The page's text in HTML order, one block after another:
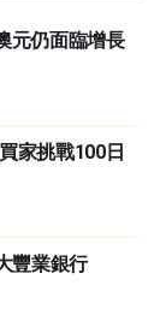
元仍面臨增長
家挑戰100日
豐業銀行